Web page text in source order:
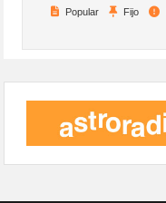
Popular
Fijo